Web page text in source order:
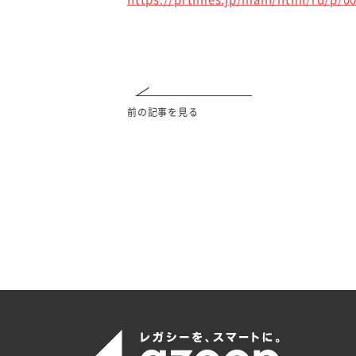
前の記事を見る